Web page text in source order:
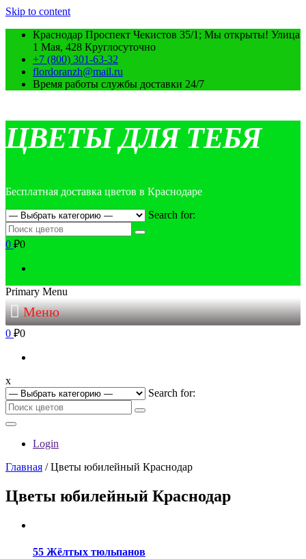
Skip to content
Краснодар Проспект Чекистов 35/1; Мы открыты! Улица
1 Мая, 428 Круглосуточно
+7 (800) 301-63-32
flordoranzh@mail.ru
Время работы службы доставки 24/7
ЦВЕТЫ ДЛЯ ТЕБЯ
Бесплатная доставка цветов в Краснодаре
Search for:
0 ₽0
Primary Menu
Меню
0 ₽0
x
Search for:
Login
Главная / Цветы юбилейный Краснодар
Цветы юбилейный Краснодар
55 Жёлтых тюльпанов